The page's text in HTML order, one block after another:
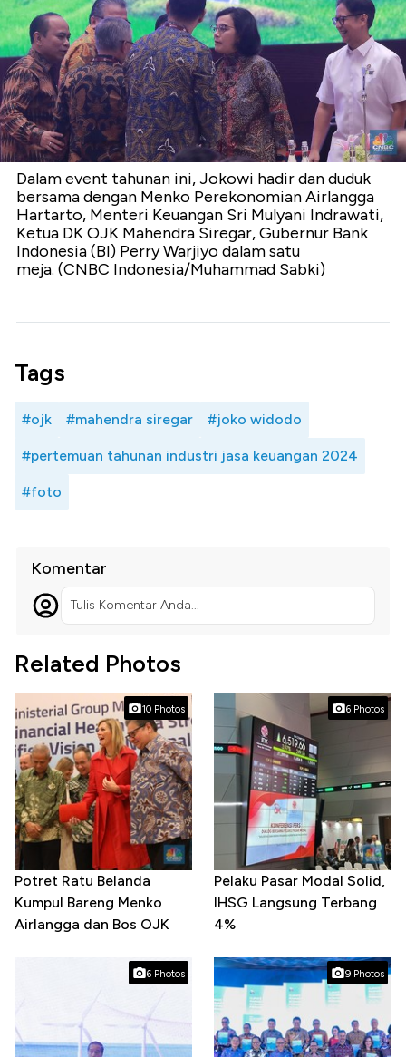
Dalam event tahunan ini, Jokowi hadir dan duduk
bersama dengan Menko Perekonomian Airlangga
Hartarto, Menteri Keuangan Sri Mulyani Indrawati,
Ketua DK OJK Mahendra Siregar, Gubernur Bank
Indonesia (BI) Perry Warjiyo dalam satu
meja. (CNBC Indonesia/Muhammad Sabki)
Tags
#ojk #mahendra siregar #joko widodo
#pertemuan tahunan industri jasa keuangan 2024
#foto
Komentar
Tulis Komentar Anda...
Related Photos
10 Photos
Potret Ratu Belanda
Kumpul Bareng Menko
Airlangga dan Bos OJK
6 Photos
Pelaku Pasar Modal Solid,
IHSG Langsung Terbang
4%
6 Photos 9 Photos